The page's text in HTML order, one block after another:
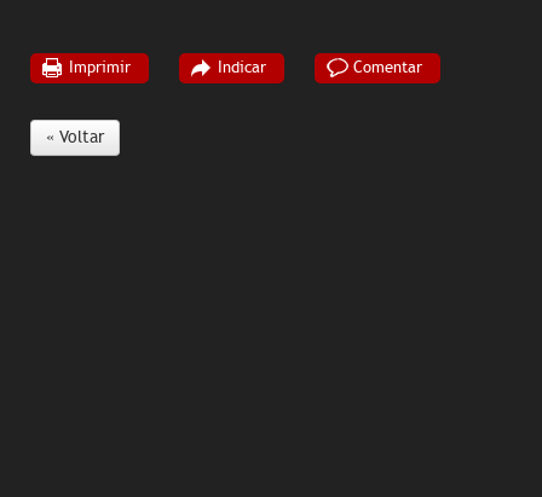
Imprimir Indicar Comentar
« Voltar